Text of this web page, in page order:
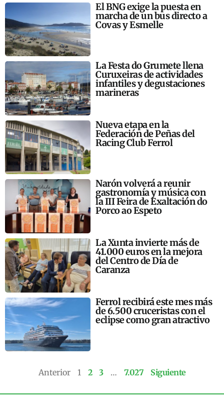
El BNG exige la puesta en
marcha de un bus directo a
Covas y Esmelle
La Festa do Grumete llena
Curuxeiras de actividades
infantiles y degustaciones
marineras
Nueva etapa en la
Federación de Peñas del
Racing Club Ferrol
Narón volverá a reunir
gastronomía y música con
la III Feira de Exaltación do
Porco ao Espeto
La Xunta invierte más de
41.000 euros en la mejora
del Centro de Día de
Caranza
Ferrol recibirá este mes más
de 6.500 cruceristas con el
eclipse como gran atractivo
Anterior 1 2 3 … 7.027 Siguiente